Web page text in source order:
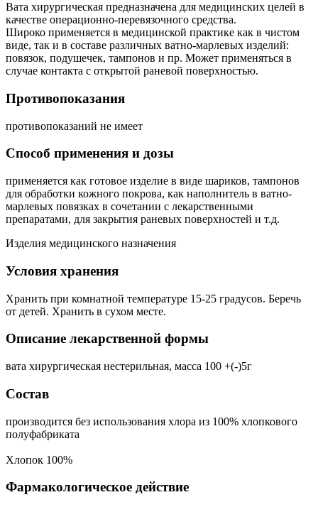
Вата хирургическая предназначена для медицинских целей в
качестве операционно-перевязочного средства.
Широко применяется в медицинской практике как в чистом
виде, так и в составе различных ватно-марлевых изделий:
повязок, подушечек, тампонов и пр. Может применяться в
случае контакта с открытой раневой поверхностью.
Противопоказания
противопоказаний не имеет
Способ применения и дозы
применяется как готовое изделие в виде шариков, тампонов
для обработки кожного покрова, как наполнитель в ватно-
марлевых повязках в сочетании с лекарственными
препаратами, для закрытия раневых поверхностей и т.д.
Изделия медицинского назначения
Условия хранения
Хранить при комнатной температуре 15-25 градусов. Беречь
от детей. Хранить в сухом месте.
Описание лекарственной формы
вата хирургическая нестерильная, масса 100 +(-)5г
Состав
производится без использования хлора из 100% хлопкового
полуфабриката
Хлопок 100%
Фармакологическое действие